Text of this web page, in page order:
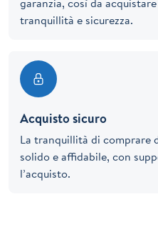
tranquillità e sicurezza.
Acquisto sicuro
La tranquillità di comprare
solido e affidabile, con
l’acquisto.